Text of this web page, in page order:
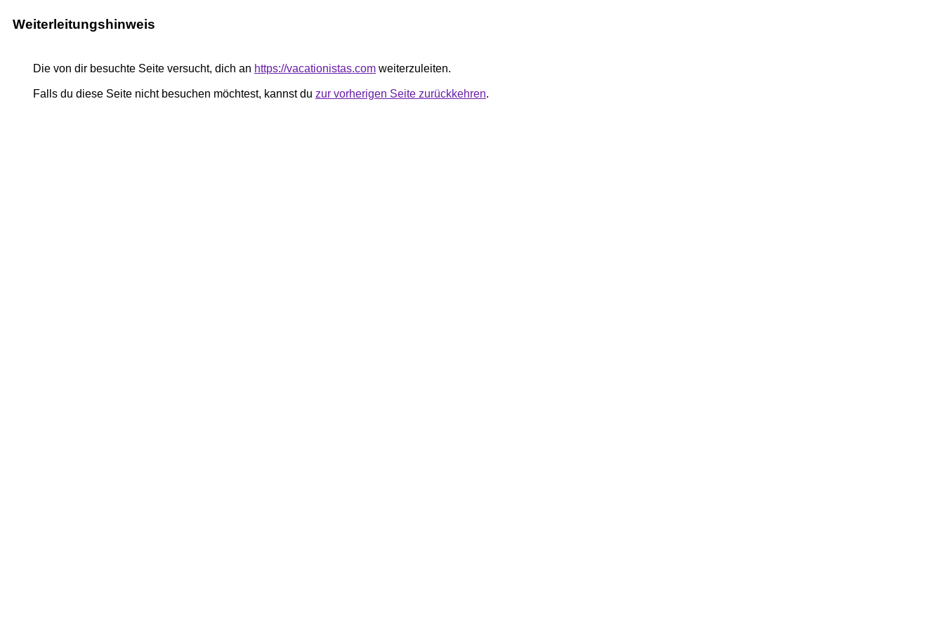
Weiterleitungshinweis
Die von dir besuchte Seite versucht, dich an https://vacationistas.com weiterzuleiten.
Falls du diese Seite nicht besuchen möchtest, kannst du zur vorherigen Seite zurückkehren.